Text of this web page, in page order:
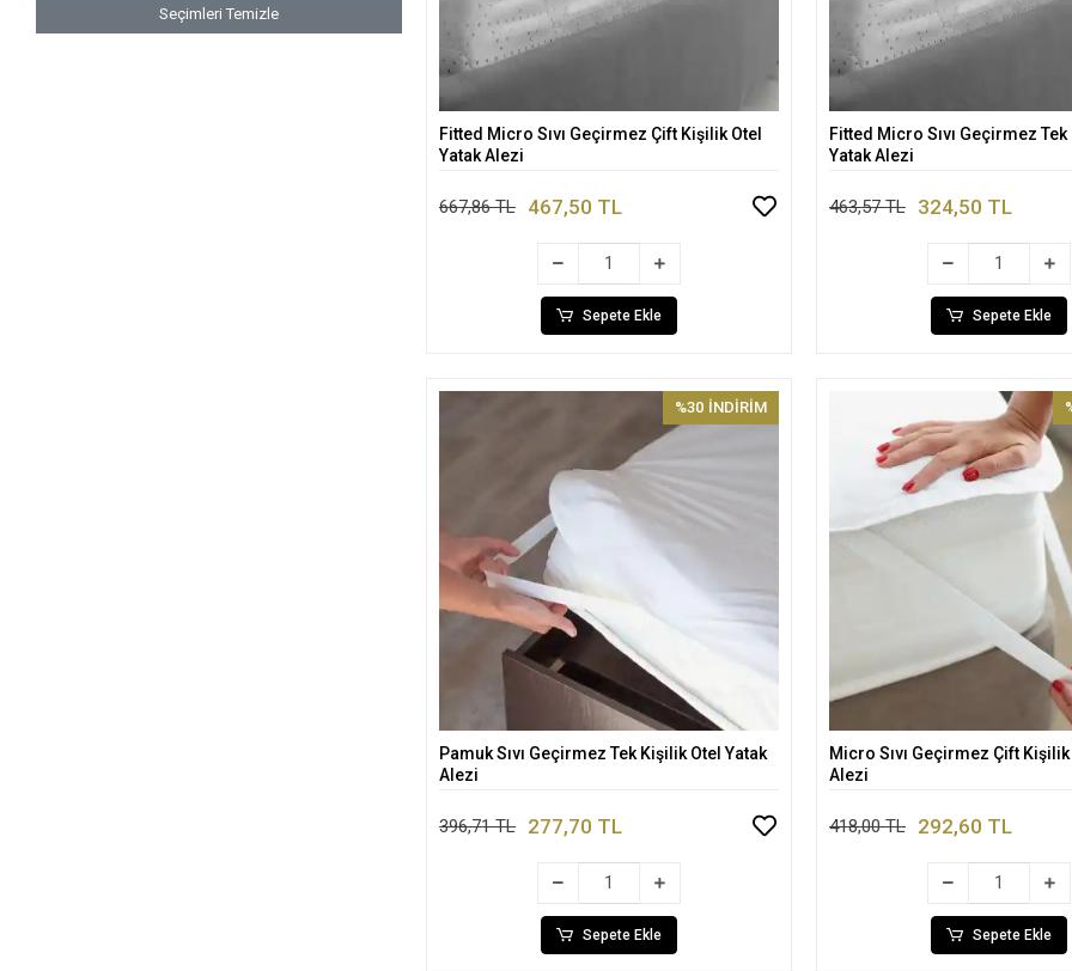
Seçimleri Temizle
Sepete Ekle
Fitted Micro Sıvı Geçirmez Çift Kişilik Otel
Yatak Alezi
667,86 TL 467,50 TL
Sepete Ekle
Sepete Ekle
Fitted Micro Sıvı Geçirmez Tek
Yatak Alezi
463,57 TL 324,50 TL
Sepete Ekle
%30 İNDİRİM
Sepete Ekle
Pamuk Sıvı Geçirmez Tek Kişilik Otel Yatak
Alezi
396,71 TL 277,70 TL
Sepete Ekle
Sepete Ekle
Micro Sıvı Geçirmez Çift
Alezi
418,00 TL 292,60 TL
Sepete Ekle